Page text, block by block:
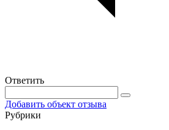
Ответить
Добавить объект отзыва
Рубрики